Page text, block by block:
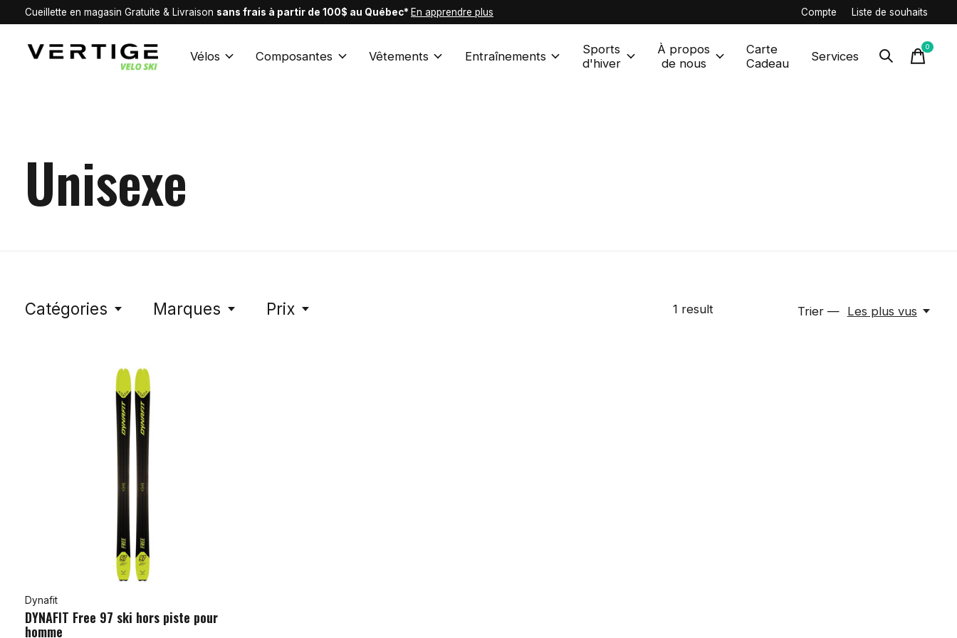
Cueillette en magasin Gratuite & Livraison sans frais à partir de 100$ au Québec* En apprendre plus Compte Liste de souhaits
Vélos Composantes Vêtements Entraînements
Sports
d'hiver
À propos
de nous
Carte
Cadeau
Services
0items
Unisexe
Catégories Marques Prix 1 result Trier — Les plus vus
Dynafit
DYNAFIT Free 97 ski hors piste pour
homme